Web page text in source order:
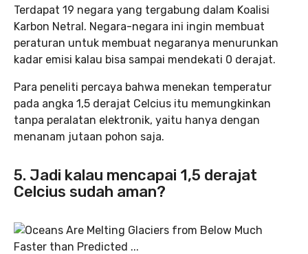
Terdapat 19 negara yang tergabung dalam Koalisi
Karbon Netral. Negara-negara ini ingin membuat
peraturan untuk membuat negaranya menurunkan
kadar emisi kalau bisa sampai mendekati 0 derajat.
Para peneliti percaya bahwa menekan temperatur
pada angka 1,5 derajat Celcius itu memungkinkan
tanpa peralatan elektronik, yaitu hanya dengan
menanam jutaan pohon saja.
5. Jadi kalau mencapai 1,5 derajat
Celcius sudah aman?